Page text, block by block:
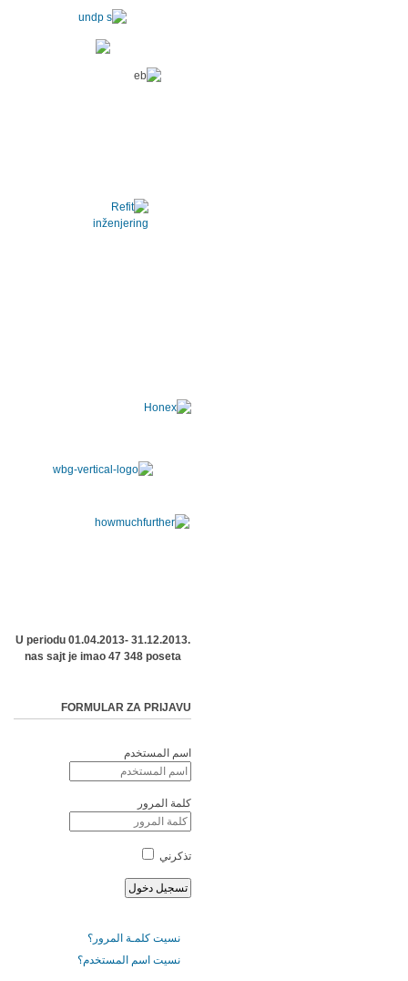
U periodu 01.04.2013- 31.12.2013.
nas sajt je imao 47 348 poseta
FORMULAR ZA PRIJAVU
اسم المستخدم
كلمة المرور
تذكرني
نسيت كلمـة المرور؟
نسيت اسم المستخدم؟